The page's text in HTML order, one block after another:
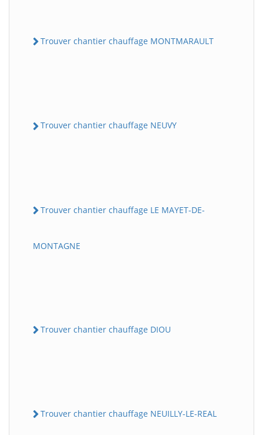
Trouver chantier chauffage MONTMARAULT
Trouver chantier chauffage NEUVY
Trouver chantier chauffage LE MAYET-DE-
MONTAGNE
Trouver chantier chauffage DIOU
Trouver chantier chauffage NEUILLY-LE-REAL